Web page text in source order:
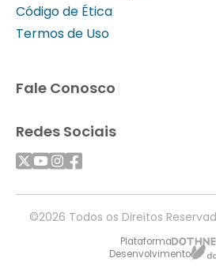
Código de Ética
Termos de Uso
Fale Conosco
Redes Sociais
©2026 Todos os Direitos
Plataforma
Desenvolvimento